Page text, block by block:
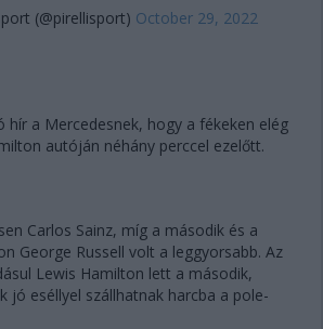
(@pirellisport) October 29, 2022
hír a Mercedesnek, hogy a fékeken elég
autóján néhány perccel ezelőtt.
Carlos Sainz, míg a második és a
George Russell volt a leggyorsabb. Az
Lewis Hamilton lett a második,
jó eséllyel szállhatnak harcba a pole-